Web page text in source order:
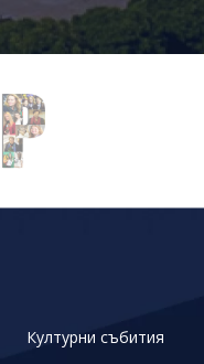
Културни събития